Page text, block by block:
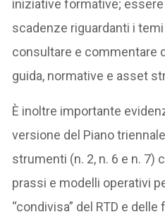
iniziative formative;
scadenze riguardanti i temi
consultare e commentare
guida, normative e asset
È inoltre importante
versione del Piano
strumenti (n. 2, n. 6 e n. 7)
prassi e modelli operativi
“condivisa” del RTD e